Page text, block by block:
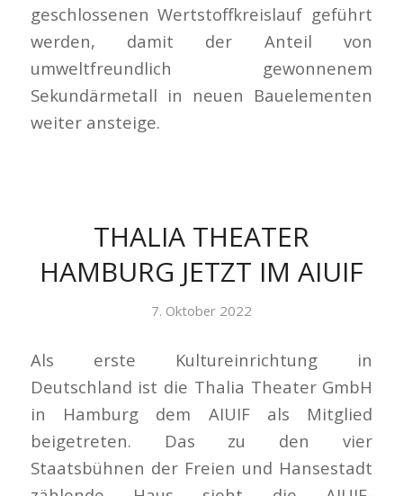
geschlossenen Wertstoffkreislauf geführt
werden, damit der Anteil von
umweltfreundlich gewonnenem
Sekundärmetall in neuen Bauelementen
weiter ansteige.
THALIA THEATER
HAMBURG JETZT IM AIUIF
7. Oktober 2022
Als erste Kultureinrichtung in
Deutschland ist die Thalia Theater GmbH
in Hamburg dem AIUIF als Mitglied
beigetreten. Das zu den vier
Staatsbühnen der Freien und Hansestadt